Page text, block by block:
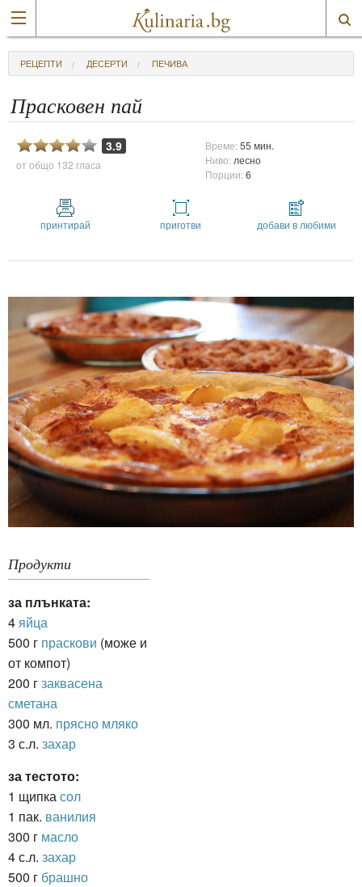
РЕЦЕПТИ ДЕСЕРТИ ПЕЧИВА
Прасковен пай
3.9
от общо 132 гласа
Време:55 мин.
Ниво: лесно
Порции:6
принтирай приготви добави в любими
Продукти
за плънката:
4 яйца
500 г праскови (може и
от компот)
200 гзаквасена
сметана
300 мл. прясно мляко
3 с.л. захар
за тестото:
1 щипка сол
1 пак. ванилия
300 г масло
4 с.л. захар
500 г брашно